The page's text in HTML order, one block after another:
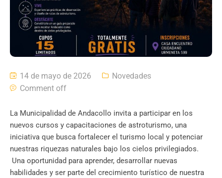
14 de mayo de 2026
Novedades
Comment off
La Municipalidad de Andacollo invita a participar en los
nuevos cursos y capacitaciones de astroturismo, una
iniciativa que busca fortalecer el turismo local y potenciar
nuestras riquezas naturales bajo los cielos privilegiados.
Una oportunidad para aprender, desarrollar nuevas
habilidades y ser parte del crecimiento turístico de nuestra